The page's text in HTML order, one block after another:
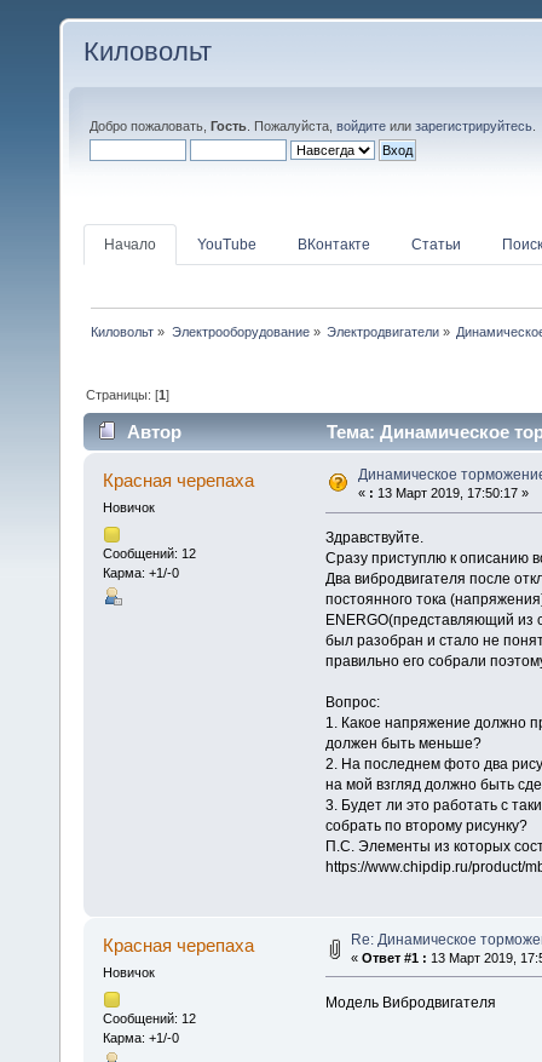
Киловольт
Добро пожаловать, Гость . Пожалуйста, войдите или зарегистрируйтесь
Начало YouTube ВКонтакте Статьи Поиск
Киловольт » Электрооборудование» Электродвигатели»
Страницы: [1]
Автор Тема: Динамическое
Красная черепаха
Новичок
Сообщений: 12
Карма: +1/-0
Динамическое
« : 13 Март 2019, 17:50:17 »
Здравствуйте.
Сразу приступлю к описанию
Два вибродвигателя после
постоянного тока
ENERGO(представляющий из
был разобран и стало не
правильно его собрали
Вопрос:
1. Какое напряжение должно
должен быть меньше?
2. На последнем фото два
на мой взгляд должно быть
3. Будет ли это работать с
собрать по второму рисунку?
П.С. Элементы из которых
https://www.chipdip.ru/product/
Красная черепаха
Новичок
Сообщений: 12
Карма: +1/-0
Re: Динамическое
« Ответ #1 : 13 Март 2019,
Модель Вибродвигателя